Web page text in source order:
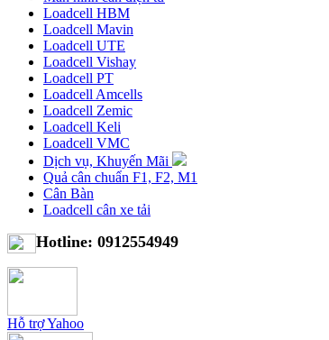
Loadcell HBM
Loadcell Mavin
Loadcell UTE
Loadcell Vishay
Loadcell PT
Loadcell Amcells
Loadcell Zemic
Loadcell Keli
Loadcell VMC
Dịch vụ, Khuyến Mãi
Quả cân chuẩn F1, F2, M1
Cân Bàn
Loadcell cân xe tải
Hotline: 0912554949
Hỗ trợ Yahoo